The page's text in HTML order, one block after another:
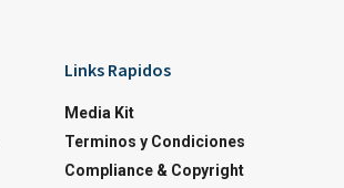
Links Rapidos
Media Kit
Terminos y Condiciones
Compliance & Copyright